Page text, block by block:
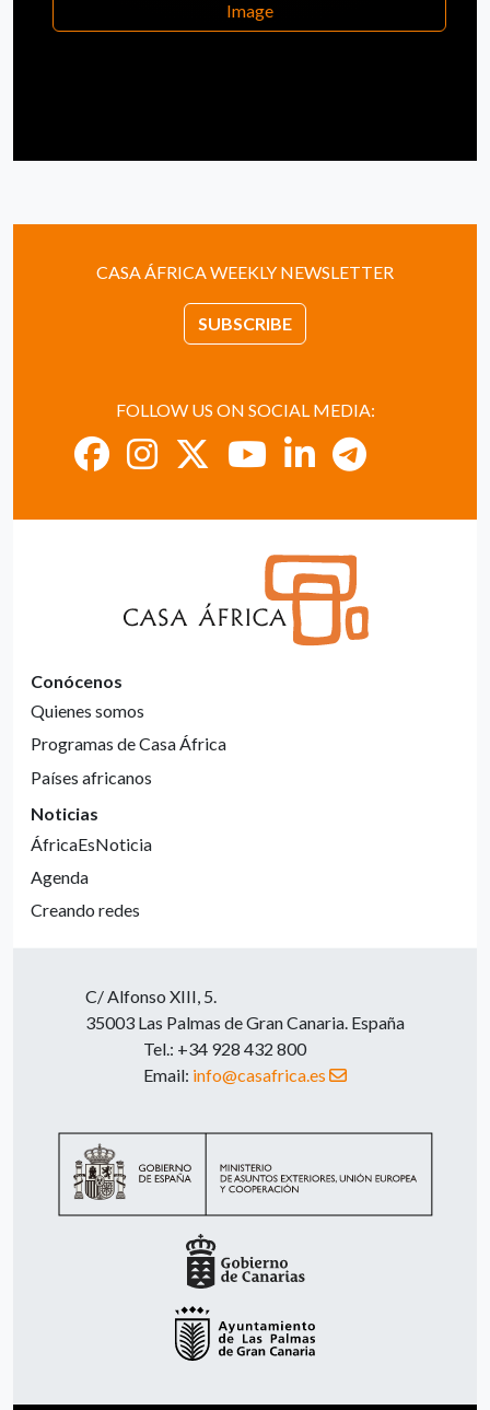
Image
CASA ÁFRICA WEEKLY NEWSLETTER
SUBSCRIBE
FOLLOW US ON SOCIAL MEDIA:
Conócenos
Quienes somos
Programas de Casa África
Países africanos
Noticias
ÁfricaEsNoticia
Agenda
Creando redes
C/ Alfonso XIII, 5.
35003 Las Palmas de Gran Canaria. España
Tel.: +34 928 432 800
Email: info@casafrica.es